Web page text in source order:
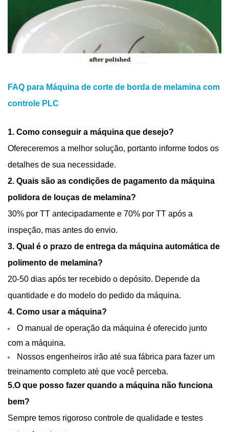
FAQ para Máquina de corte de borda de melamina com
controle PLC
1. Como conseguir a máquina que desejo?
Ofereceremos a melhor solução, portanto informe todos os
detalhes de sua necessidade.
2. Quais são as condições de pagamento da máquina
polidora de louças de melamina?
30% por TT antecipadamente e 70% por TT após a
inspeção, mas antes do envio.
3. Qual é o prazo de entrega da máquina automática de
polimento de melamina?
20-50 dias após ter recebido o depósito. Depende da
quantidade e do modelo do pedido da máquina.
4. Como usar a máquina?
O manual de operação da máquina é oferecido junto
com a máquina.
Nossos engenheiros irão até sua fábrica para fazer um
treinamento completo até que você perceba.
5.O que posso fazer quando a máquina não funciona
bem?
Sempre temos rigoroso controle de qualidade e testes